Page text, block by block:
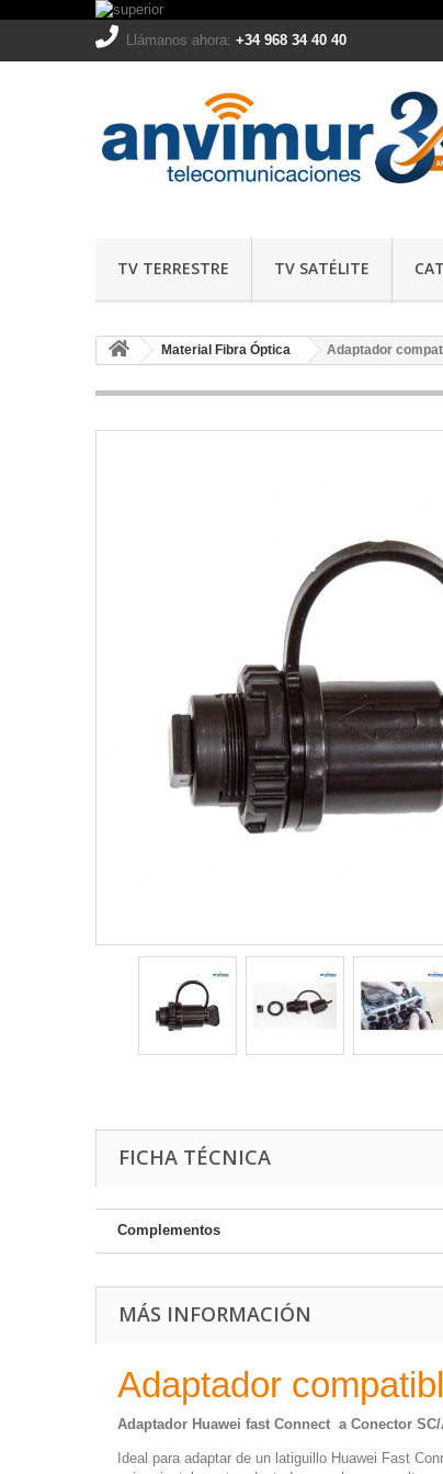
Llámanos ahora: +34 968 34 40 40
TV TERRESTRE TV SATÉLITE
Material Fibra Óptica Adaptador
FICHA TÉCNICA
Complementos
MÁS INFORMACIÓN
Adaptador
Adaptador Huawei fast Connect a Conector SC/
Ideal para adaptar de un latiguillo Huawei Fast